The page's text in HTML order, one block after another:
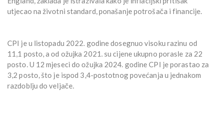
utjecao na životni standard, ponašanje potrošača i financije.
CPI je u listopadu 2022. godine dosegnuo visoku razinu od
11,1 posto, a od ožujka 2021. su cijene ukupno porasle za 22
posto. U 12 mjeseci do ožujka 2024. godine CPI je porastao za
3,2 posto, što je ispod 3,4-postotnog povećanja u jednakom
razdoblju do veljače.